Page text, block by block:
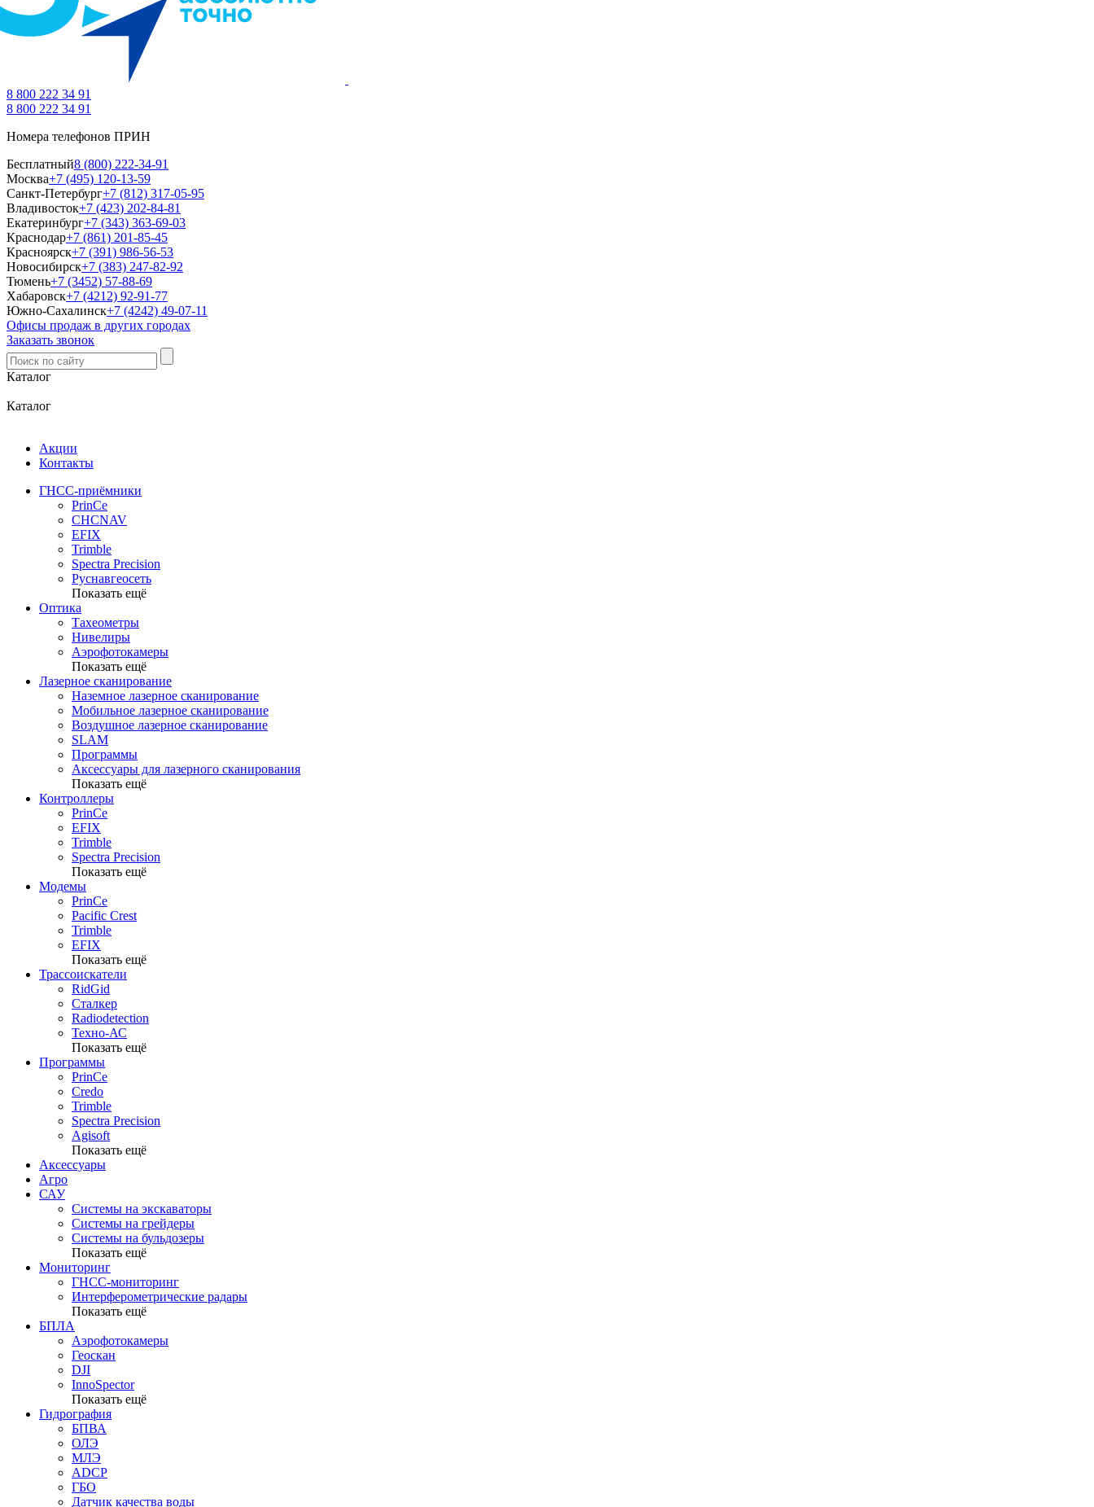
8 800 222 34 91
8 800 222 34 91
Номера телефонов ПРИН
Бесплатный8 (800) 222-34-91
Москва+7 (495) 120-13-59
Санкт-Петербург+7 (812) 317-05-95
Владивосток+7 (423) 202-84-81
Екатеринбург+7 (343) 363-69-03
Краснодар+7 (861) 201-85-45
Красноярск+7 (391) 986-56-53
Новосибирск+7 (383) 247-82-92
Тюмень+7 (3452) 57-88-69
Хабаровск+7 (4212) 92-91-77
Южно-Сахалинск+7 (4242) 49-07-11
Офисы продаж в других городах
Заказать звонок
Каталог
Каталог
Акции
Контакты
ГНСС-приёмники
PrinCe
CHCNAV
EFIX
Trimble
Spectra Precision
Руснавгеосеть
Показать ещё
Оптика
Тахеометры
Нивелиры
Аэрофотокамеры
Показать ещё
Лазерное сканирование
Наземное лазерное сканирование
Мобильное лазерное сканирование
Воздушное лазерное сканирование
SLAM
Программы
Аксессуары для лазерного сканирования
Показать ещё
Контроллеры
PrinCe
EFIX
Trimble
Spectra Precision
Показать ещё
Модемы
PrinCe
Pacific Crest
Trimble
EFIX
Показать ещё
Трассоискатели
RidGid
Сталкер
Radiodetection
Техно-АС
Показать ещё
Программы
PrinCe
Credo
Trimble
Spectra Precision
Agisoft
Показать ещё
Аксессуары
Агро
САУ
Системы на экскаваторы
Системы на грейдеры
Системы на бульдозеры
Показать ещё
Мониторинг
ГНСС-мониторинг
Интерферометрические радары
Показать ещё
БПЛА
Аэрофотокамеры
Геоскан
DJI
InnoSpector
Показать ещё
Гидрография
БПВА
ОЛЭ
МЛЭ
ADCP
ГБО
Датчик качества воды